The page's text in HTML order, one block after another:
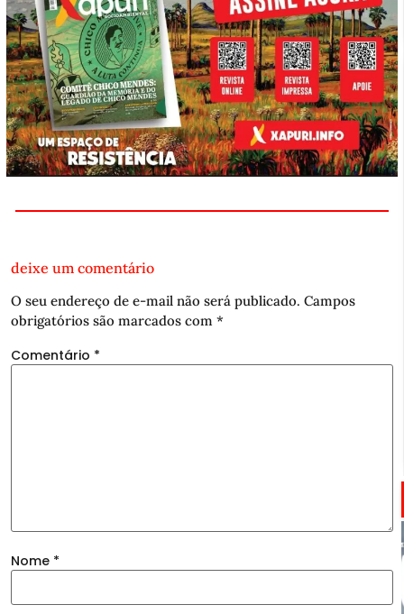
deixe um comentário
O seu endereço de e-mail não será publicado. Campos
obrigatórios são marcados com *
Comentário *
Nome *